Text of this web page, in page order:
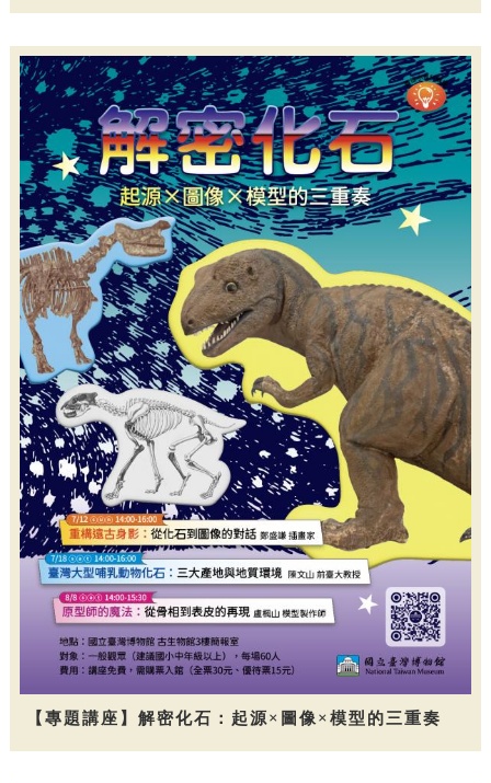
【專題講座】解密化石：起源×圖像×模型的三重奏